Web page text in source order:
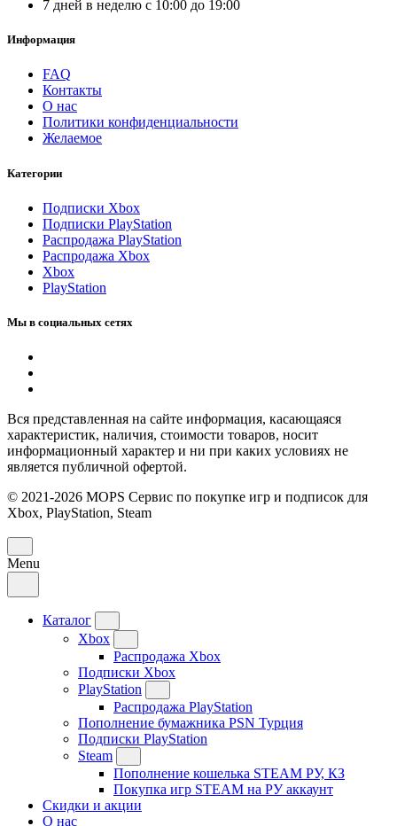
7 дней в неделю с 10:00 до 19:00
Информация
FAQ
Контакты
О нас
Политики конфиденциальности
Желаемое
Категории
Подписки Xbox
Подписки PlayStation
Распродажа PlayStation
Распродажа Xbox
Xbox
PlayStation
Мы в социальных сетях
Вся представленная на сайте информация, касающаяся
характеристик, наличия, стоимости товаров, носит
информационный характер и ни при каких условиях не
является публичной офертой.
© 2021-2026 MOPS Сервис по покупке игр и подписок для
Xbox, PlayStation, Steam
Menu
Каталог
Xbox
Распродажа Xbox
Подписки Xbox
PlayStation
Распродажа PlayStation
Пополнение бумажника PSN Турция
Подписки PlayStation
Steam
Пополнение кошелька STEAM РУ, КЗ
Покупка игр STEAM на РУ аккаунт
Скидки и акции
О нас